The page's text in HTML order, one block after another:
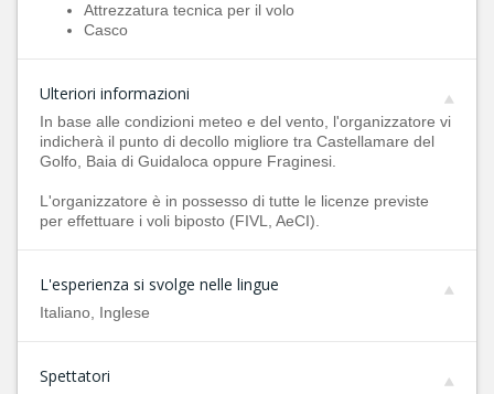
Attrezzatura tecnica per il volo
Casco
Ulteriori informazioni
In base alle condizioni meteo e del vento, l'organizzatore vi
indicherà il punto di decollo migliore tra Castellamare del
Golfo, Baia di Guidaloca oppure Fraginesi.
L'organizzatore è in possesso di tutte le licenze previste
per effettuare i voli biposto (FIVL, AeCI).
L'esperienza si svolge nelle lingue
Italiano, Inglese
Spettatori